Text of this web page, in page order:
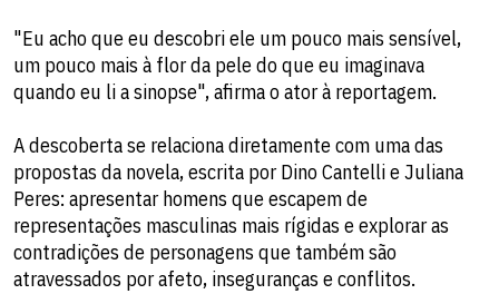
"Eu acho que eu descobri ele um pouco mais sensível,
um pouco mais à flor da pele do que eu imaginava
quando eu li a sinopse", afirma o ator à reportagem.
A descoberta se relaciona diretamente com uma das
propostas da novela, escrita por Dino Cantelli e Juliana
Peres: apresentar homens que escapem de
representações masculinas mais rígidas e explorar as
contradições de personagens que também são
atravessados por afeto, inseguranças e conflitos.